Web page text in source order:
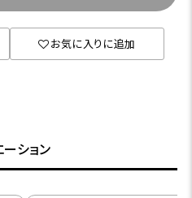
お気に入りに追加
ション